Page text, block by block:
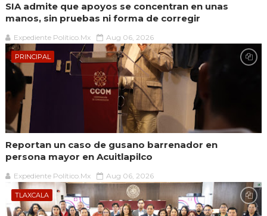
SIA admite que apoyos se concentran en unas
manos, sin pruebas ni forma de corregir
Expediente Político.Mx Aug 06, 2026
PRINCIPAL
Reportan un caso de gusano barrenador en
persona mayor en Acuitlapilco
Expediente Político.Mx Aug 06, 2026
TLAXCALA